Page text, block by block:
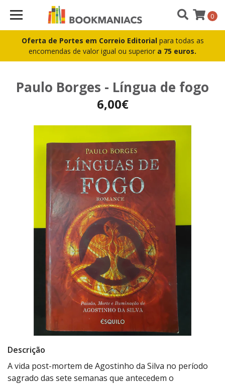
Oferta de Portes em Correio Editorial para todas as
encomendas de valor igual ou superior a 75 euros.
0
Paulo Borges - Língua de fogo
6,00€
Descrição
A vida post-mortem de Agostinho da Silva no período
sagrado das sete semanas que antecedem o